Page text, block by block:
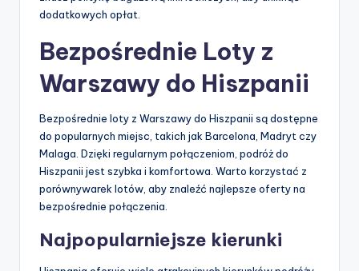
dodatkowych opłat.
Bezpośrednie Loty z
Warszawy do Hiszpanii
Bezpośrednie loty z Warszawy do Hiszpanii są dostępne
do popularnych miejsc, takich jak Barcelona, Madryt czy
Malaga. Dzięki regularnym połączeniom, podróż do
Hiszpanii jest szybka i komfortowa. Warto korzystać z
porównywarek lotów, aby znaleźć najlepsze oferty na
bezpośrednie połączenia.
Najpopularniejsze kierunki